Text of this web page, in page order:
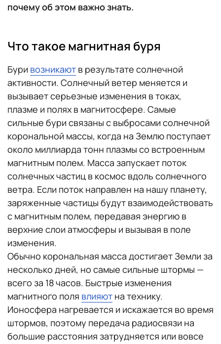
почему об этом важно знать.
Что такое магнитная буря
Бури возникают в результате солнечной
активности. Солнечный ветер меняется и
вызывает серьезные изменения в токах,
плазме и полях в магнитосфере. Самые
сильные бури связаны с выбросами солнечной
корональной массы, когда на Землю поступает
около миллиарда тонн плазмы со встроенным
магнитным полем. Масса запускает поток
солнечных частиц в космос вдоль солнечного
ветра. Если поток направлен на нашу планету,
заряженные частицы будут взаимодействовать
с магнитным полем, передавая энергию в
верхние слои атмосферы и вызывая в поле
изменения.
Обычно корональная масса достигает Земли за
несколько дней, но самые сильные штормы —
всего за 18 часов. Быстрые изменения
магнитного поля влияют на технику.
Ионосфера нагревается и искажается во время
штормов, поэтому передача радиосвязи на
большие расстояния затрудняется или вовсе